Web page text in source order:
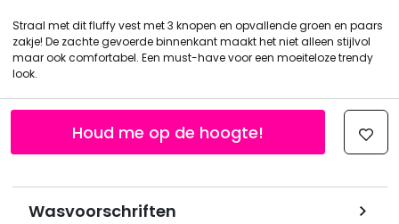
Straal met dit fluffy vest met 3 knopen en opvallende groen en paars
zakje! De zachte gevoerde binnenkant maakt het niet alleen stijlvol
maar ook comfortabel. Een must-have voor een moeiteloze trendy
look.
Wasvoorschriften
Houd me op de hoogte!